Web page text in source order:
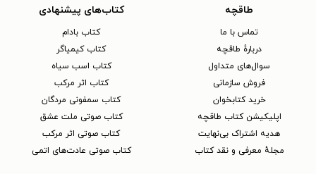
طاقچه
تماس با ما
دربارهٔ طاقچه
سوال‌های متداول
فروش سازمانی
خرید کتابخوان
اپلیکیشن کتاب طاقچه
هدیه اشتراک بی‌نهایت
مجلهٔ معرفی و نقد کتاب
کتاب‌های پیشنهادی
کتاب بادام
کتاب کیمیاگر
کتاب اسب سیاه
کتاب اثر مرکب
کتاب سمفونی مردگان
کتاب صوتی ملت عشق
کتاب صوتی اثر مرکب
کتاب صوتی عادت‌های اتمی